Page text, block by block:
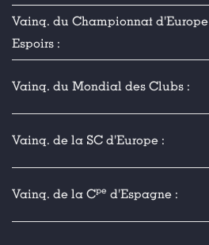
Vainq. du Championnat d'Europe
Espoirs :
Vainq. du Mondial des Clubs :
Vainq. de la SC d'Europe :
Vainq. de la Cpe d'Espagne :